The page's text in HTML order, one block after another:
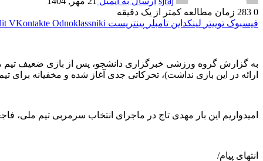
0
زمان مطالعه کمتر از یک دقیقه
فیسبوک توییتر لینکداین تامبلر پینتریست VKontakte Odnoklassniki
به گزارش گروه ورزشی خبرگزاری دانشجو، پس از بازی ضعیف تیم
ارائه در این بازی نداشت)، تحرکاتی جدی آغاز شده و مخفیانه
امیدواریم این بار مهدی تاج در ماجرای انتخاب سرمربی تیم ملی،
انتهای پیام/